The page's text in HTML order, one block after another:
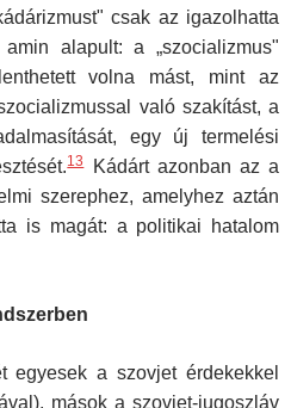
csak az igazolhatta
alapult: a „szocializmus"
volna mást, mint az
való szakítást, a
egy új termelési
13Kádárt azonban az a
szerep­hez, amelyhez aztán
is magát: a politikai hatalom
egyesek a szovjet érdekekkel
mások a szovjet-jugoszláv